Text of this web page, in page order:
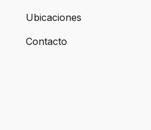
Ubicaciones
Contacto